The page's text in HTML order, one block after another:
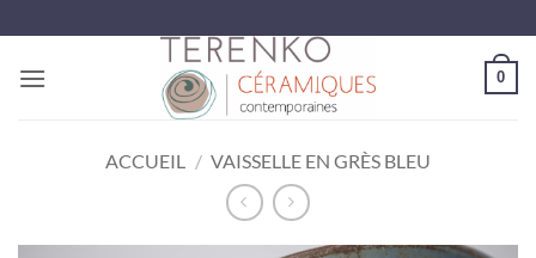
au
contenu
0
ACCUEIL / VAISSELLE EN GRÈS BLEU